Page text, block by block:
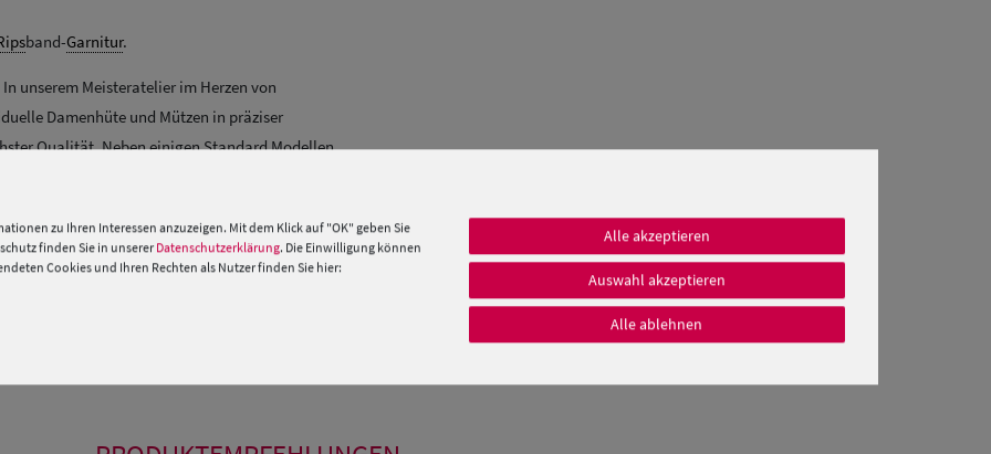
band-Garnitur.
unserem Meisteratelier im Herzen von
Damenhüte und Mützen in präziser
Qualität. Neben einigen Standard Modellen
immer passend zu den aktuellen
Wenn Sie spezielle Fragen oder Wünsche
Stilberater von Mo.-Fr. 09:00 – 17:00 Uhr unter
zu Ihren Interessen anzuzeigen. Mit dem Klick auf "OK" geben Sie
finden Sie in unserer Datenschutzerklärung. Die Einwilligung können
Cookies und Ihren Rechten als Nutzer finden Sie hier:
Alle akzeptieren
Auswahl akzeptieren
Alle ablehnen